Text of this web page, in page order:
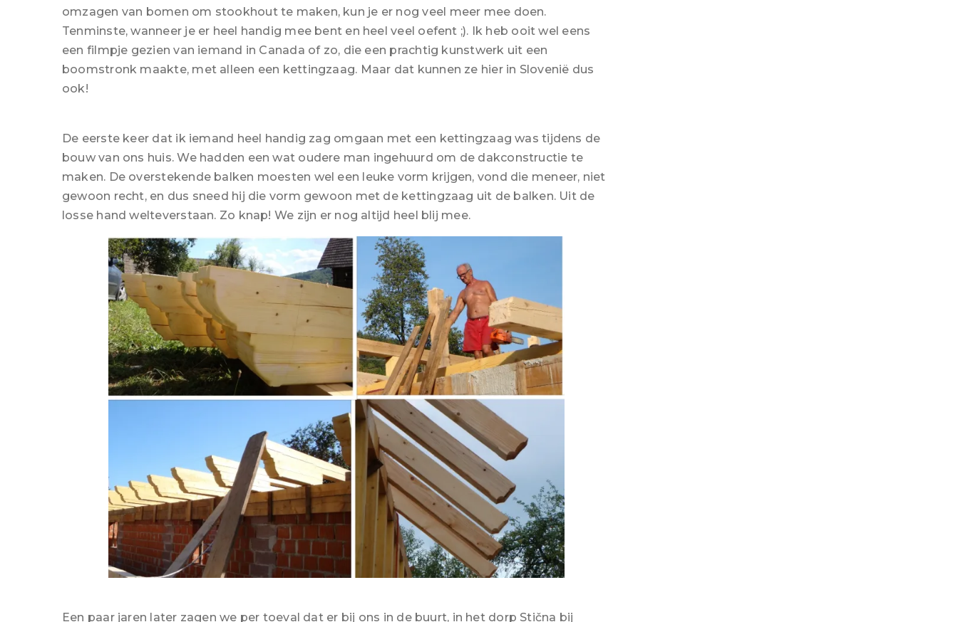
omzagen van bomen om stookhout te maken, kun je er nog veel meer mee doen.
Tenminste, wanneer je er heel handig mee bent en heel veel oefent ;). Ik heb ooit wel eens
een filmpje gezien van iemand in Canada of zo, die een prachtig kunstwerk uit een
boomstronk maakte, met alleen een kettingzaag. Maar dat kunnen ze hier in Slovenië dus
ook!
De eerste keer dat ik iemand heel handig zag omgaan met een kettingzaag was tijdens de
bouw van ons huis. We hadden een wat oudere man ingehuurd om de dakconstructie te
maken. De overstekende balken moesten wel een leuke vorm krijgen, vond die meneer, niet
gewoon recht, en dus sneed hij die vorm gewoon met de kettingzaag uit de balken. Uit de
losse hand welteverstaan. Zo knap! We zijn er nog altijd heel blij mee.
Een paar jaren later zagen we per toeval dat er bij ons in de buurt, in het dorp Stična bij